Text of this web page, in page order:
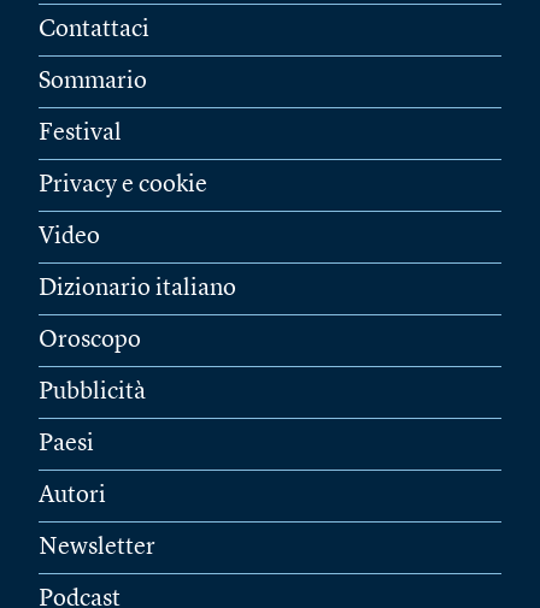
Contattaci
Sommario
Festival
Privacy e cookie
Video
Dizionario italiano
Oroscopo
Pubblicità
Paesi
Autori
Newsletter
Podcast